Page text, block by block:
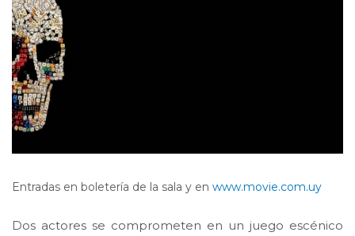
Entradas en boletería de la sala y en www.movie.com.uy
Dos actores se comprometen en un juego escénico